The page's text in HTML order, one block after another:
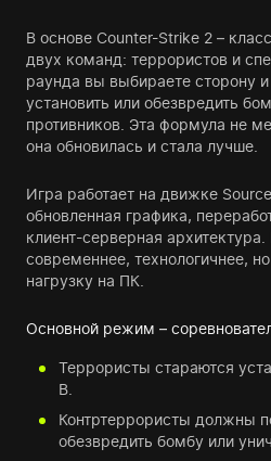
В основе Counter-Strike 2 –
двух команд: террористов и
раунда вы выбираете сторону
установить или обезвредить
противников. Эта формула не
она обновилась и стала лучше.
Игра работает на движке
обновленная графика,
клиент-серверная
современнее, технологичнее,
нагрузку на ПК.
Основной режим –
Террористы стараются
B.
Контртеррористы должны
обезвредить бомбу или